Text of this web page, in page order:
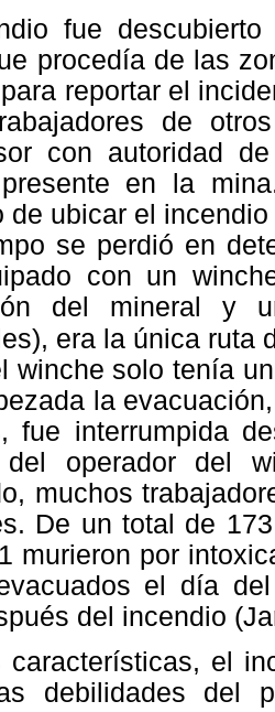
fue
procedía de las
reportar el
de
con autoridad
en la
de ubicar el
se perdió en
con un
del mineral y
era la única ruta
winche solo tenía
la
fue interrumpida
del operador del
muchos
De un total de
murieron por
el día
del incendio
características, el
debilidades del